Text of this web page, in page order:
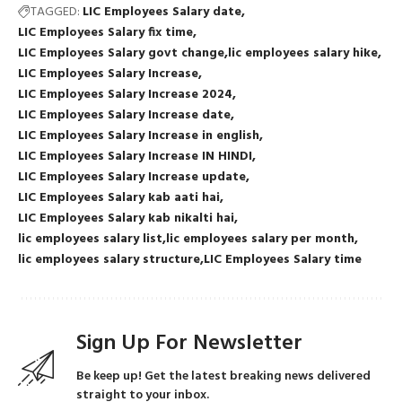
TAGGED: LIC Employees Salary date
LIC Employees Salary fix time
LIC Employees Salary govt change lic employees salary hike
LIC Employees Salary Increase
LIC Employees Salary Increase 2024
LIC Employees Salary Increase date
LIC Employees Salary Increase in english
LIC Employees Salary Increase IN HINDI
LIC Employees Salary Increase update
LIC Employees Salary kab aati hai
LIC Employees Salary kab nikalti hai
lic employees salary list lic employees salary per month
lic employees salary structure LIC Employees Salary time
Sign Up For Newsletter
Be keep up! Get the latest breaking news delivered
straight to your inbox.